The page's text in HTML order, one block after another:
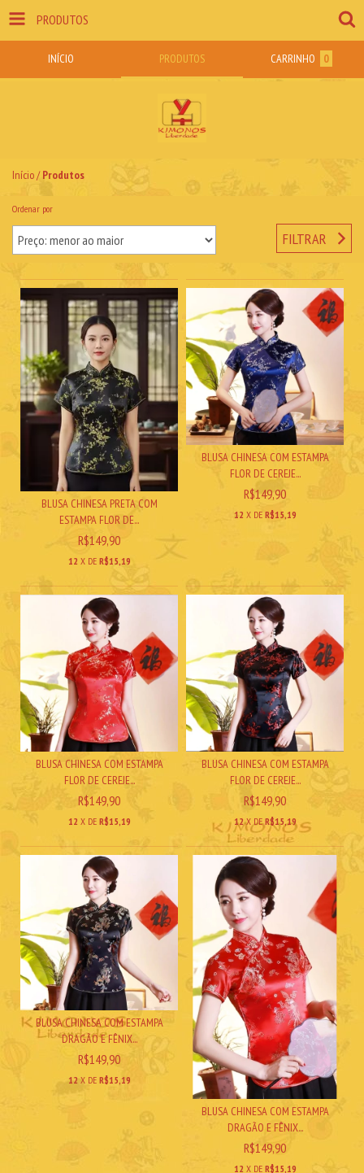
PRODUTOS
INÍCIO PRODUTOS CARRINHO 0
Início/ Produtos
Ordenar por
FILTRAR
BLUSA CHINESA PRETA COM
ESTAMPA FLOR DE...
R$149,90
12 X DE R$15,19
BLUSA CHINESA COM ESTAMPA
FLOR DE CEREJE...
R$149,90
12 X DE R$15,19
BLUSA CHINESA COM ESTAMPA
FLOR DE CEREJE...
R$149,90
12 X DE R$15,19
BLUSA CHINESA COM ESTAMPA
FLOR DE CEREJE...
R$149,90
12 X DER$15,19
BLUSA CHINESA COM ESTAMPA
DRAGÃO E FÊNIX...
R$149,90
12 X DE R$15,19
BLUSA CHINESA COM ESTAMPA
DRAGÃO E FÊNIX...
R$149,90
12 X DE R$15,19